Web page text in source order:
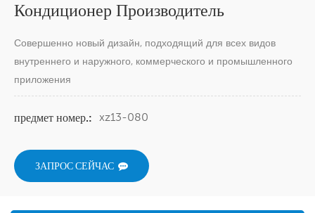
Кондиционер Производитель
Совершенно новый дизайн, подходящий для всех видов
внутреннего и наружного, коммерческого и промышленного
приложения
предмет номер.: xz13-080
ЗАПРОС СЕЙЧАС